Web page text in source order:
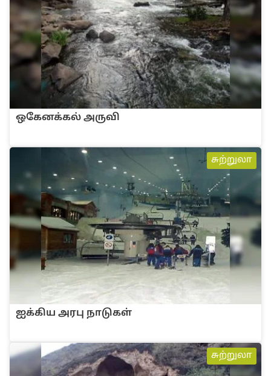
ஒகேன‌க்க‌ல் அரு‌வி
சுற்றுலா
ஐ‌‌க்‌கிய அரபு நாடுக‌ள்
சுற்றுலா